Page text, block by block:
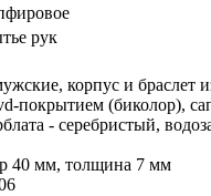
рук
корпус и браслет
покрытием (биколор),
- серебристый,
40 мм, толщина 7 мм